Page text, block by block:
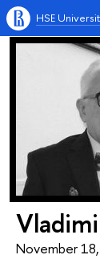
HSE
November